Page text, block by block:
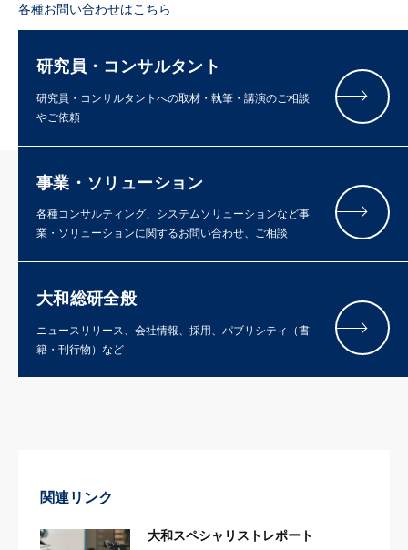
各種お問い合わせはこちら
研究員・コンサルタント
研究員・コンサルタントへの取材・執筆・講演のご相談
やご依頼
事業・ソリューション
各種コンサルティング、システムソリューションなど事
業・ソリューションに関するお問い合わせ、ご相談
大和総研全般
ニュースリリース、会社情報、採用、パブリシティ（書
籍・刊行物）など
関連リンク
大和スペシャリストレポート